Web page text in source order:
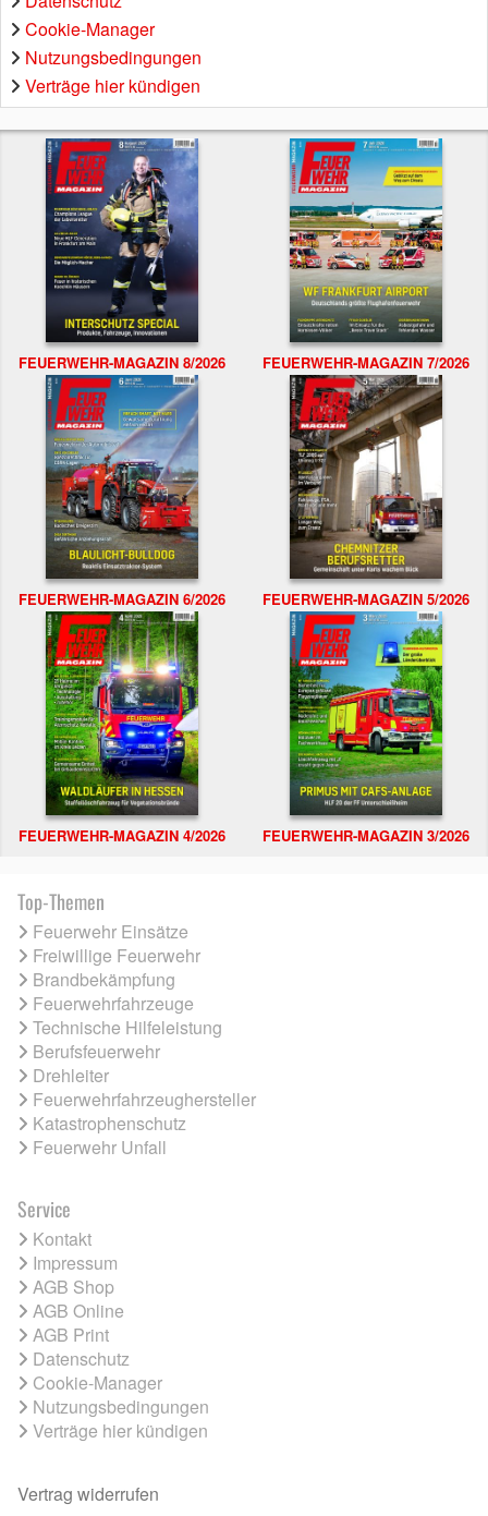
Cookie-Manager
Nutzungsbedingungen
Verträge hier kündigen
FEUERWEHR-MAGAZIN 8/2026 FEUERWEHR-MAGAZIN 7/2026
FEUERWEHR-MAGAZIN 6/2026 FEUERWEHR-MAGAZIN 5/2026
FEUERWEHR-MAGAZIN 4/2026 FEUERWEHR-MAGAZIN 3/2026
Top-Themen
Feuerwehr Einsätze
Freiwillige Feuerwehr
Brandbekämpfung
Feuerwehrfahrzeuge
Technische Hilfeleistung
Berufsfeuerwehr
Drehleiter
Feuerwehrfahrzeughersteller
Katastrophenschutz
Feuerwehr Unfall
Service
Kontakt
Impressum
AGB Shop
AGB Online
AGB Print
Datenschutz
Cookie-Manager
Nutzungsbedingungen
Verträge hier kündigen
Vertrag widerrufen